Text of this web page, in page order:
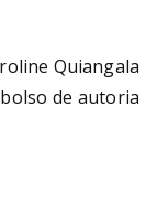
Quiangala
de autoria